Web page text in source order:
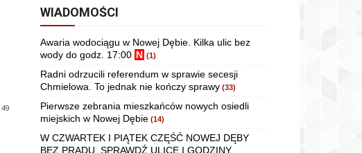
49
WIADOMOŚCI
Awaria wodociągu w Nowej Dębie. Kilka ulic bez
wody do godz. 17:00 N (1)
Radni odrzucili referendum w sprawie secesji
Chmielowa. To jednak nie kończy sprawy (33)
Pierwsze zebrania mieszkańców nowych osiedli
miejskich w Nowej Dębie (14)
W CZWARTEK I PIĄTEK CZĘŚĆ NOWEJ DĘBY
BEZ PRĄDU. SPRAWDŹ ULICE I GODZINY